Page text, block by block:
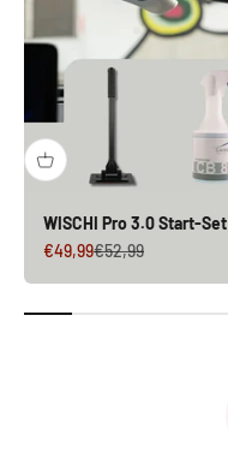
WISCHI Pro 3.0 Start-Set
Angebot
€49,99Regulärer Preis
€52,99